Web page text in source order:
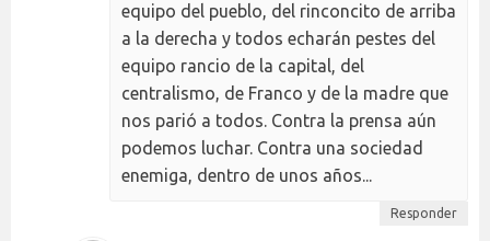
equipo del pueblo, del rinconcito de arriba
a la derecha y todos echarán pestes del
equipo rancio de la capital, del
centralismo, de Franco y de la madre que
nos parió a todos. Contra la prensa aún
podemos luchar. Contra una sociedad
enemiga, dentro de unos años...
Responder